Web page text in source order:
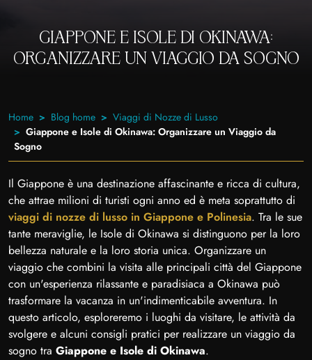
GIAPPONE E ISOLE DI OKINAWA:
ORGANIZZARE UN VIAGGIO DA SOGNO
Home Blog home
Viaggi di Nozze di Lusso
Giappone e Isole di Okinawa: Organizzare un Viaggio da
Sogno
Il Giappone è una destinazione affascinante e ricca di cultura,
che attrae milioni di turisti ogni anno ed è meta soprattutto di
viaggi di nozze di lusso in Giappone e Polinesia. Tra le sue
tante meraviglie, le Isole di Okinawa si distinguono per la loro
bellezza naturale e la loro storia unica. Organizzare un
viaggio che combini la visita alle principali città del Giappone
con un'esperienza rilassante e paradisiaca a Okinawa può
trasformare la vacanza in un'indimenticabile avventura. In
questo articolo, esploreremo i luoghi da visitare, le attività da
svolgere e alcuni consigli pratici per realizzare un viaggio da
sogno tra Giappone e Isole di Okinawa.